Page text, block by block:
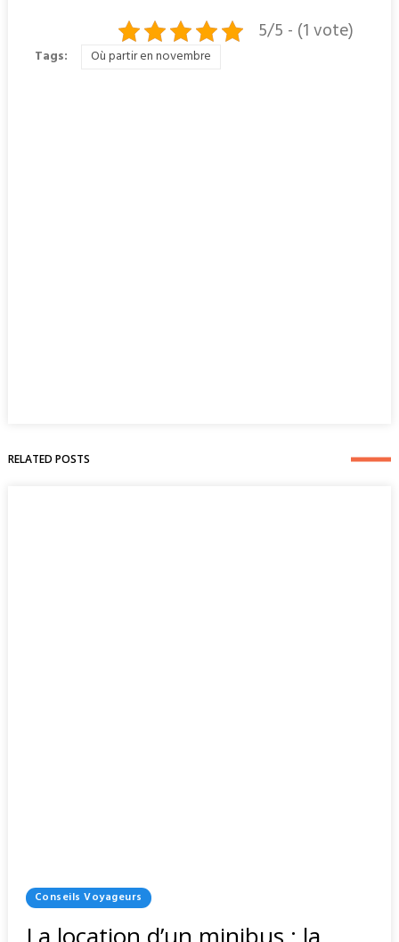
5/5 - (1 vote)
Tags: Où partir en novembre
RELATED POSTS
Posted
In
Conseils Voyageurs
La location d’un minibus : la